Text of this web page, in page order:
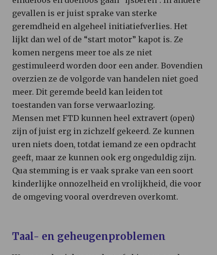
gevallen is er juist sprake van sterke
geremdheid en algeheel initiatiefverlies. Het
lijkt dan wel of de “start motor” kapot is. Ze
komen nergens meer toe als ze niet
gestimuleerd worden door een ander. Bovendien
overzien ze de volgorde van handelen niet goed
meer. Dit geremde beeld kan leiden tot
toestanden van forse verwaarlozing.
Mensen met FTD kunnen heel extravert (open)
zijn of juist erg in zichzelf gekeerd. Ze kunnen
uren niets doen, totdat iemand ze een opdracht
geeft, maar ze kunnen ook erg ongeduldig zijn.
Qua stemming is er vaak sprake van een soort
kinderlijke onnozelheid en vrolijkheid, die voor
de omgeving vooral overdreven overkomt.
Taal- en geheugenproblemen